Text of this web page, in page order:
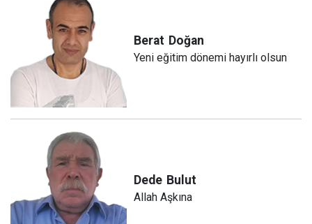
Berat Doğan
Yeni eğitim dönemi hayırlı olsun
Dede Bulut
Allah Aşkına